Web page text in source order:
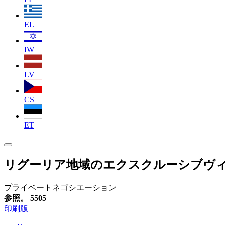
EL
IW
LV
CS
ET
リグーリア地域のエクスクルーシブヴ
プライベートネゴシエーション
参照。 5505
印刷版